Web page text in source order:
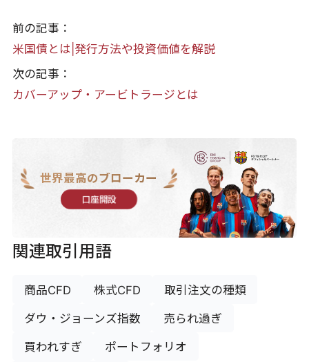
前の記事：
米国債とは|発行方法や投資価値を解説
次の記事：
カバーアップ・アービトラージとは
世界最高のブローカー
口座開設
関連取引用語
商品CFD 株式CFD 取引注文の種類
ダウ・ジョーンズ指数 売られ過ぎ
買われすぎ ポートフォリオ